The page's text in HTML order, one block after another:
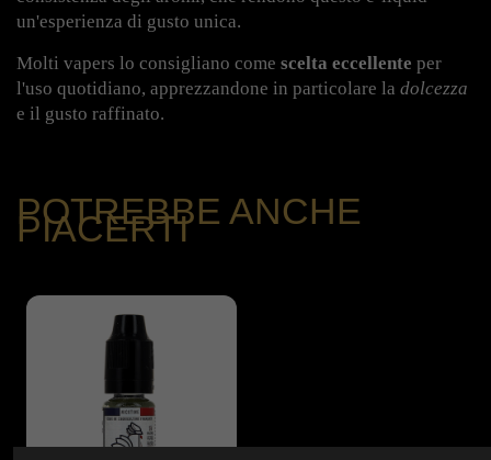
un'esperienza di gusto unica.
Molti vapers lo consigliano come scelta eccellente per
l'uso quotidiano, apprezzandone in particolare la dolcezza
e il gusto raffinato.
POTREBBE ANCHE
PIACERTI